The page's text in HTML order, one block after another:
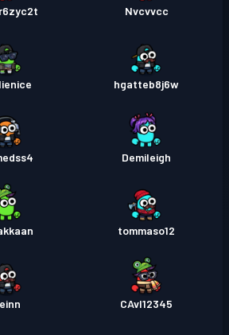
Nvcvvcc
hgatteb8j6w
Demileigh
tommaso12
CAvI12345